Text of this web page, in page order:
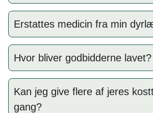
Erstattes medicin fra min
Hvor bliver godbidderne lavet?
Kan jeg give flere af jeres
gang?